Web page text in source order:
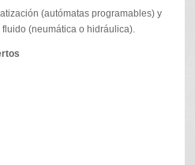
(autómatas programables) y
(neumática o hidráulica).